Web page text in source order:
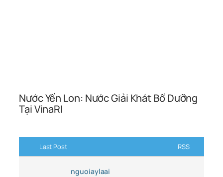
Nước Yến Lon: Nước Giải Khát Bổ Dưỡng
Tại VinaRI
Last Post RSS
nguoiaylaai